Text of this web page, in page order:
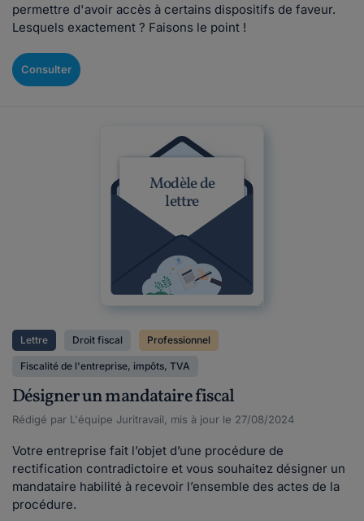
permettre d'avoir accès à certains dispositifs de faveur.
Lesquels exactement ? Faisons le point !
Consulter
Modèle de
lettre
Lettre Droit fiscal Professionnel
Fiscalité de l'entreprise, impôts, TVA
Désigner un mandataire fiscal
Rédigé par L'équipe Juritravail, mis à jour le 27/08/2024
Votre entreprise fait l’objet d’une procédure de
rectification contradictoire et vous souhaitez désigner un
mandataire habilité à recevoir l’ensemble des actes de la
procédure.